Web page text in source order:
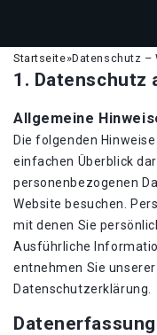
Startseite»Datenschutz –
1. Datenschutz
Allgemeine
Die folgenden
einfachen Überblick
personenbezogenen
Website besuchen.
mit denen Sie
Ausführliche
entnehmen Sie
Datenschutzerklärung.